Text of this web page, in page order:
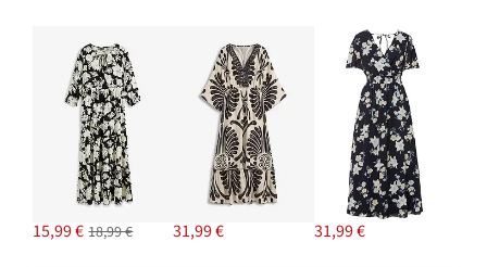
11,99 €
PRIDAŤ DO KOŠÍKA
15,99 € 18,99 € 31,99 € 31,99 €